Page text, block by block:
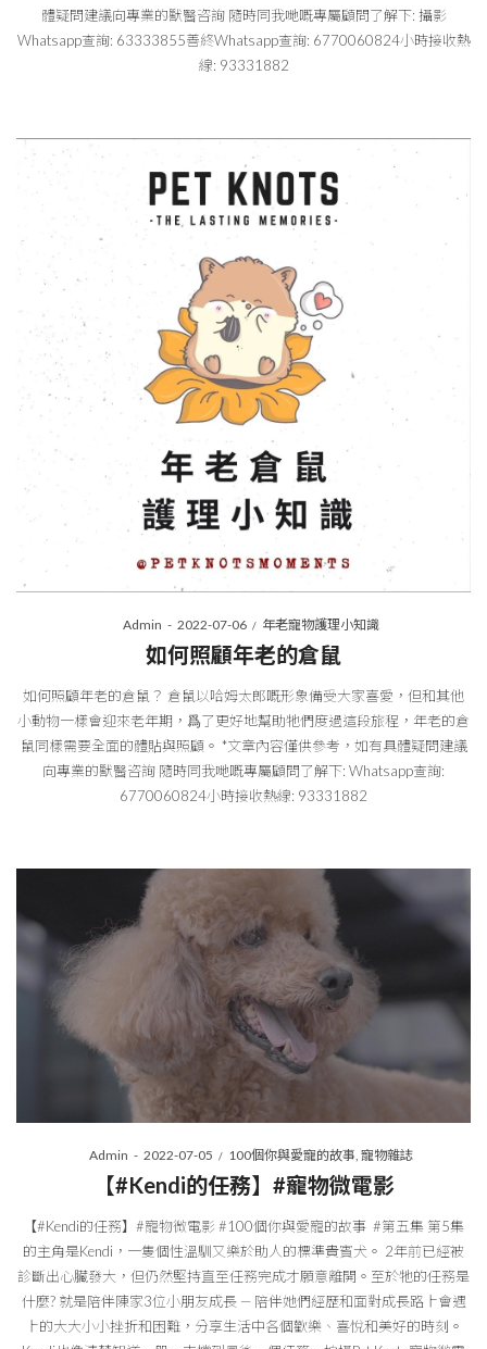
體疑問建議向專業的獸醫咨詢 隨時同我哋嘅專屬顧問了解下: 攝影
Whatsapp查詢: 63333855善終Whatsapp查詢: 6770060824小時接收熱
線: 93331882
ByAdmin
Posted
on
2022-07-06
Posted
in
年老寵物護理小知識
如何照顧年老的倉鼠
如何照顧年老的倉鼠？ 倉鼠以哈姆太郎嘅形象備受大家喜愛，但和其他
小動物一樣會迎來老年期，爲了更好地幫助牠們度過這段旅程，年老的倉
鼠同樣需要全面的體貼與照顧。 *文章內容僅供參考，如有具體疑問建議
向專業的獸醫咨詢 隨時同我哋嘅專屬顧問了解下: Whatsapp查詢:
6770060824小時接收熱線: 93331882
ByAdmin
Posted
on
2022-07-05
Posted
in
100個你與愛寵的故事 寵物雜誌
【#Kendi的任務】#寵物微電影
【#Kendi的任務】#寵物微電影 #100個你與愛寵的故事 #第五集 第5集
的主角是Kendi，一隻個性溫馴又樂於助人的標準貴賓犬。 2年前已經被
診斷出心臟發大，但仍然堅持直至任務完成才願意離開。至於牠的任務是
什麼? 就是陪伴陳家3位小朋友成長 — 陪伴她們經歷和面對成長路上會遇
上的大大小小挫折和困難，分享生活中各個歡樂、喜悅和美好的時刻。